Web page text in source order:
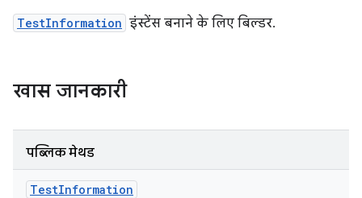
TestInformation इंस्टेंस बनाने के लिए बिल्डर.
खास जानकारी
पब्लिक मेथड
TestInformation